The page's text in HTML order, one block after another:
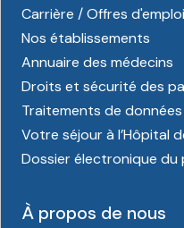
Carrière / Offres d'emploi
Nos établissements
Annuaire des médecins
Droits et sécurité des
Traitements de
Votre séjour à l’Hôpital
Dossier électronique du
À propos de nous